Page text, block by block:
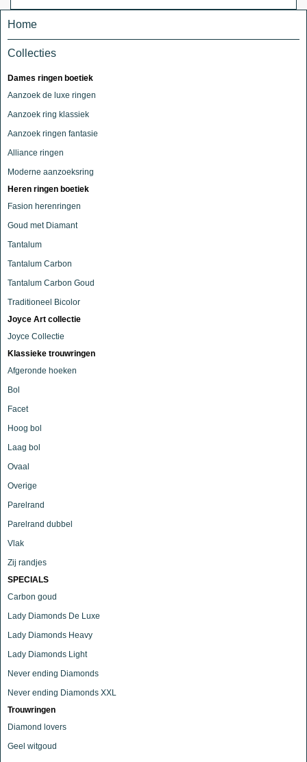
Home
Collecties
Dames ringen boetiek
Aanzoek de luxe ringen
Aanzoek ring klassiek
Aanzoek ringen fantasie
Alliance ringen
Moderne aanzoeksring
Heren ringen boetiek
Fasion herenringen
Goud met Diamant
Tantalum
Tantalum Carbon
Tantalum Carbon Goud
Traditioneel Bicolor
Joyce Art collectie
Joyce Collectie
Klassieke trouwringen
Afgeronde hoeken
Bol
Facet
Hoog bol
Laag bol
Ovaal
Overige
Parelrand
Parelrand dubbel
Vlak
Zij randjes
SPECIALS
Carbon goud
Lady Diamonds De Luxe
Lady Diamonds Heavy
Lady Diamonds Light
Never ending Diamonds
Never ending Diamonds XXL
Trouwringen
Diamond lovers
Geel witgoud